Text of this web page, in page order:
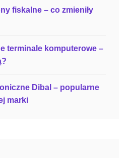
fiskalne – co zmieniły
terminale komputerowe –
Dibal – popularne
marki